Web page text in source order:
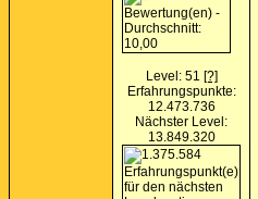
Level: 51 [?]
Erfahrungspunkte:
12.473.736
Nächster Level:
13.849.320